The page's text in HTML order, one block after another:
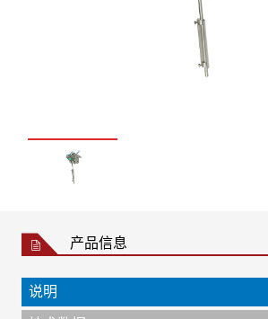
产品信息
说明